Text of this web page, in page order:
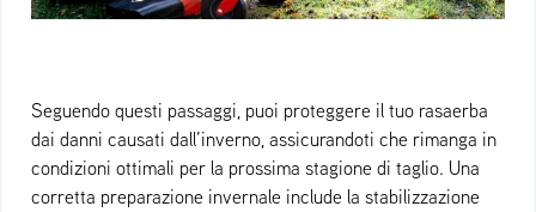
Seguendo questi passaggi, puoi proteggere il tuo rasaerba
dai danni causati dall’inverno, assicurandoti che rimanga in
condizioni ottimali per la prossima stagione di taglio. Una
corretta preparazione invernale include la stabilizzazione